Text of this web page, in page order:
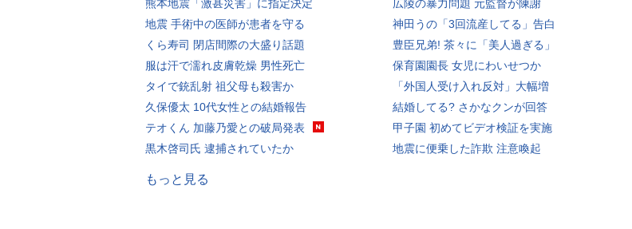
熊本地震「激甚災害」に指定決定
地震 手術中の医師が患者を守る
くら寿司 閉店間際の大盛り話題
服は汗で濡れ皮膚乾燥 男性死亡
タイで銃乱射 祖父母も殺害か
久保優太 10代女性との結婚報告
テオくん 加藤乃愛との破局発表
黒木啓司氏 逮捕されていたか
広陵の暴力問題 元監督が陳謝
神田うの「3回流産してる」告白
豊臣兄弟! 茶々に「美人過ぎる」
保育園園長 女児にわいせつか
「外国人受け入れ反対」大幅増
結婚してる? さかなクンが回答
甲子園 初めてビデオ検証を実施
地震に便乗した詐欺 注意喚起
もっと見る